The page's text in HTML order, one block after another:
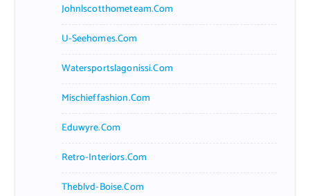
Johnlscotthometeam.com
U-Seehomes.com
Watersportslagonissi.com
Mischieffashion.com
Eduwyre.com
Retro-Interiors.com
Theblvd-Boise.com